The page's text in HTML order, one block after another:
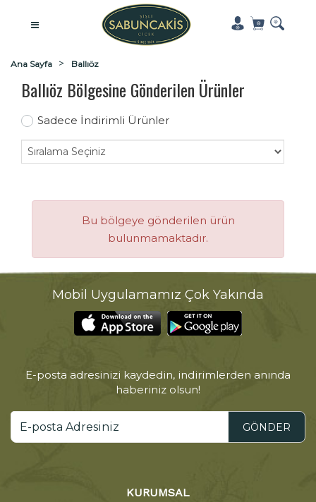
Ana Sayfa Ballıöz
Ballıöz Bölgesine Gönderilen Ürünler
Sadece İndirimli Ürünler
Bu bölgeye gönderilen ürün
bulunmamaktadır.
Mobil Uygulamamız Çok Yakında
E-posta adresinizi kaydedin, indirimlerden anında
haberiniz olsun!
GÖNDER
KURUMSAL